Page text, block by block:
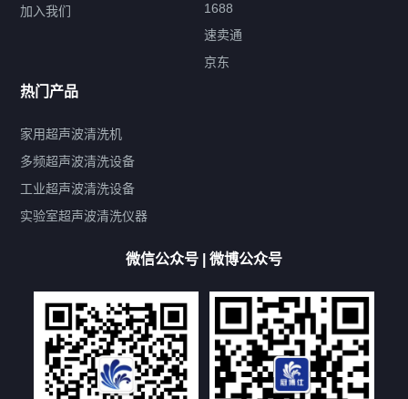
产品标签
鼓泡 升降 抛动
带加热
功率可调
双波脱气
机械旋钮系列
厨具清洗机
超声波振板
高尔夫球杆清洗机
大型单槽带过滤系列
全自动/半自动系列
客户定制非标机参考
双槽三槽四槽五槽多槽系列
轮胎清洗机
多频 扫频
加入我们
1688
速卖通
京东
热门产品
家用超声波清洗机
多频超声波清洗设备
工业超声波清洗设备
实验室超声波清洗仪器
微信公众号 | 微博公众号